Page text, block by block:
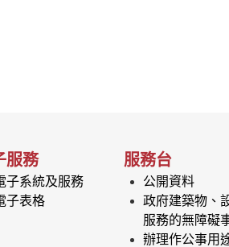
服務
子系統及服務
子表格
服務台
公開資料
政府建築物、
服務的無障礙
辦理作公事用